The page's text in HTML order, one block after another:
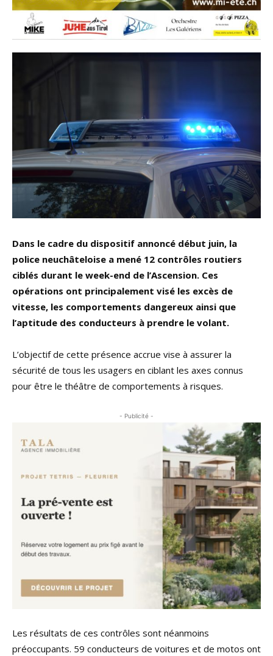
​Dans le cadre du dispositif annoncé début juin, la
police neuchâteloise a mené 12 contrôles routiers
ciblés durant le week-end de l’Ascension. Ces
opérations ont principalement visé les excès de
vitesse, les comportements dangereux ainsi que
l’aptitude des conducteurs à prendre le volant.
L’objectif de cette présence accrue vise à assurer la
sécurité de tous les usagers en ciblant les axes connus
pour être le théâtre de comportements à risques.
- Publicité -
Les résultats de ces contrôles sont néanmoins
préoccupants. 59 conducteurs de voitures et de motos ont